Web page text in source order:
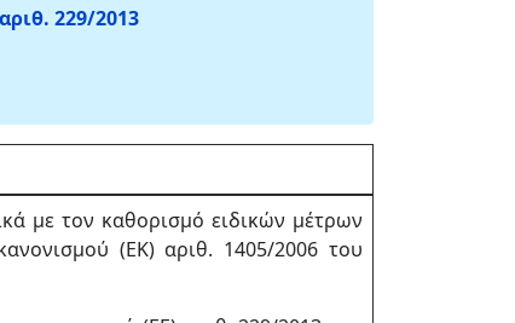
229/2013
με τον καθορισμό ειδικών μέτρων
(ΕΚ) αριθ. 1405/2006 του